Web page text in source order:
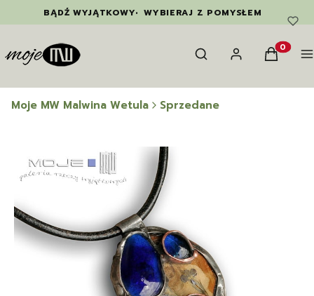
BĄDŹ WYJĄTKOWY• WYBIERAJ Z POMYSŁEM
Otwórz wyszukiwarkę
Szukaj Zaloguj sięKoszyk
Moje MW Malwina Wetula Sprzedane